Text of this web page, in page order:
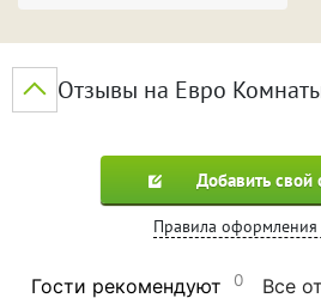
Отзывы на Евро
Добавить свой
Правила оформления
Гости рекомендуют 0 Все